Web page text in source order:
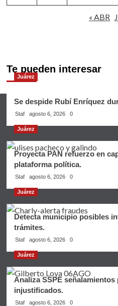
« ABR
Te pueden interesar
Juárez
Se despide Rubí Enríquez
Staf agosto 6, 2026 0
Juárez
Proyecta PAN refuerzo en
plataforma política.
Staf agosto 6, 2026 0
Juárez
Detecta municipio posibles
trámites.
Staf agosto 6, 2026 0
Juárez
Analiza SSPE
injustificados.
Staf agosto 6, 2026 0